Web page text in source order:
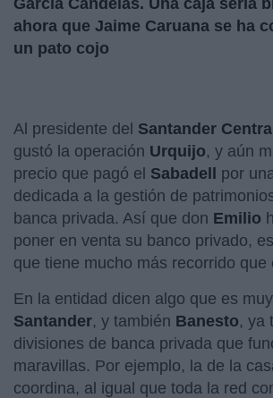
García Candelas. Una caja sería
ahora que Jaime Caruana se ha
un pato cojo
Al presidente del Santander
gustó la operación Urquijo, y aún
precio que pagó el Sabadell
por
dedicada a la gestión de
banca privada. Así que don Emilio
poner en venta su banco privado,
que tiene mucho más recorrido que
En la entidad dicen algo que es
Santander, y también Banesto, ya
divisiones de banca privada que
maravillas. Por ejemplo, la de la
coordina, al igual que toda la red